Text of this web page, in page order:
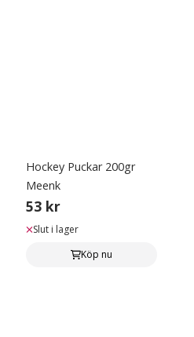
Hockey Puckar 200gr
Meenk
53 kr
Slut i lager
Köp nu